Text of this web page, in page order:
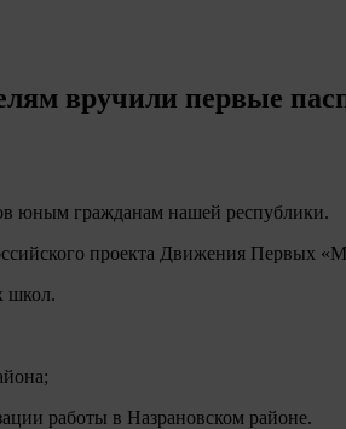
вручили первые
юным гражданам нашей республики.
проекта Движения Первых
школ.
работы в Назрановском районе.